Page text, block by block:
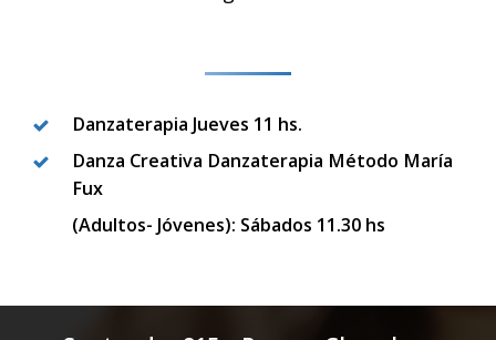
Danzaterapia Jueves 11 hs.
Danza Creativa Danzaterapia Método María
Fux
(Adultos- Jóvenes): Sábados 11.30 hs